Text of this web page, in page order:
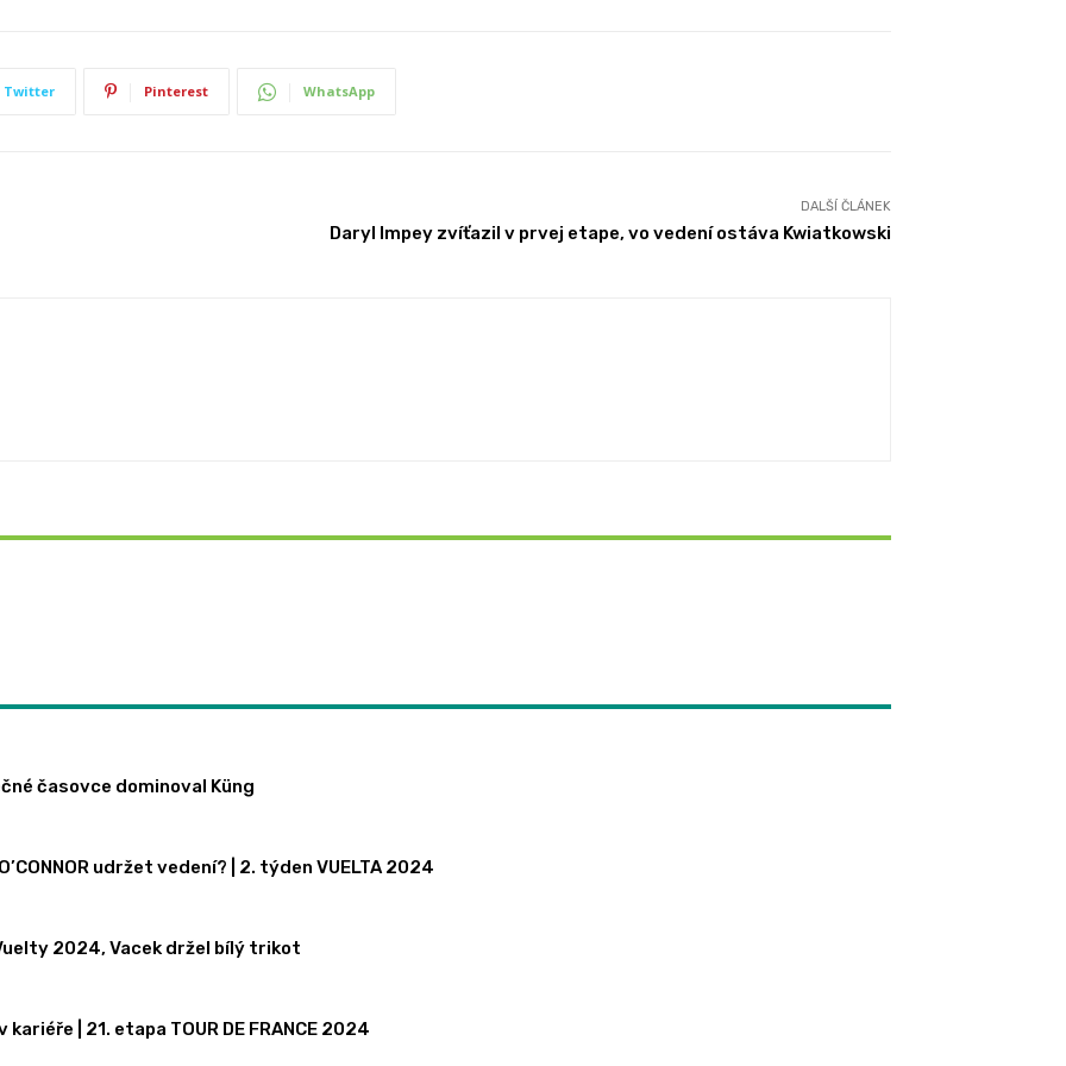
Twitter Pinterest WhatsApp
DALŠÍ ČLÁNEK
Daryl Impey zvíťazil v prvej etape, vo vedení ostáva Kwiatkowski
časovce dominoval Küng
udržet vedení? | 2. týden VUELTA 2024
2024, Vacek držel bílý trikot
| 21. etapa TOUR DE FRANCE 2024